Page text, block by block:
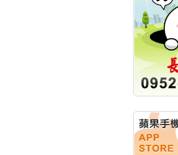
明緯
競賽
量
秀育
能系
認證
聯博
碩通
公告
及代
華旭